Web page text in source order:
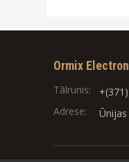
Ormix
Tālrunis:
Adrese:
Ūnijas